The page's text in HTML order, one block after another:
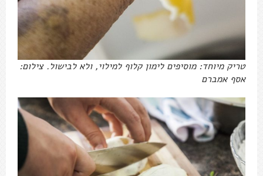
טריק מיוחד: מוסיפים לימון קלוף למילוי, ולא לבישול. צילום:
אסף אמברם